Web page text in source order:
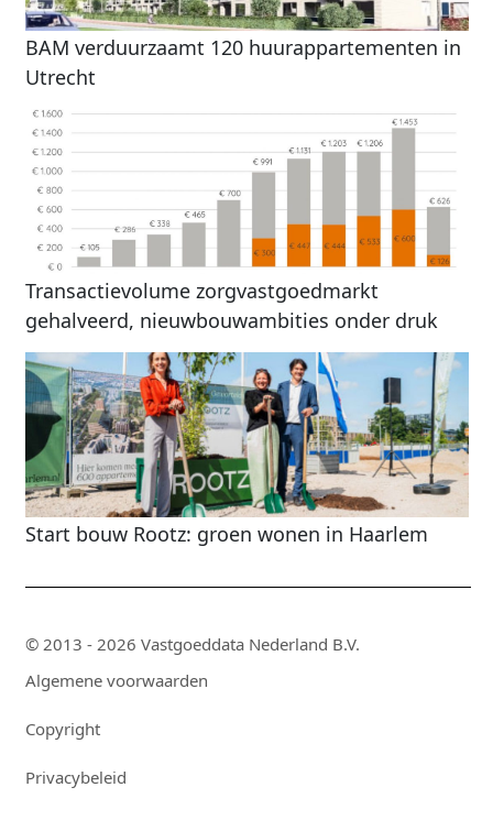
BAM verduurzaamt 120 huurappartementen in
Utrecht
Transactievolume zorgvastgoedmarkt
gehalveerd, nieuwbouwambities onder druk
Start bouw Rootz: groen wonen in Haarlem
© 2013 - 2026 Vastgoeddata Nederland B.V.
Algemene voorwaarden
Copyright
Privacybeleid